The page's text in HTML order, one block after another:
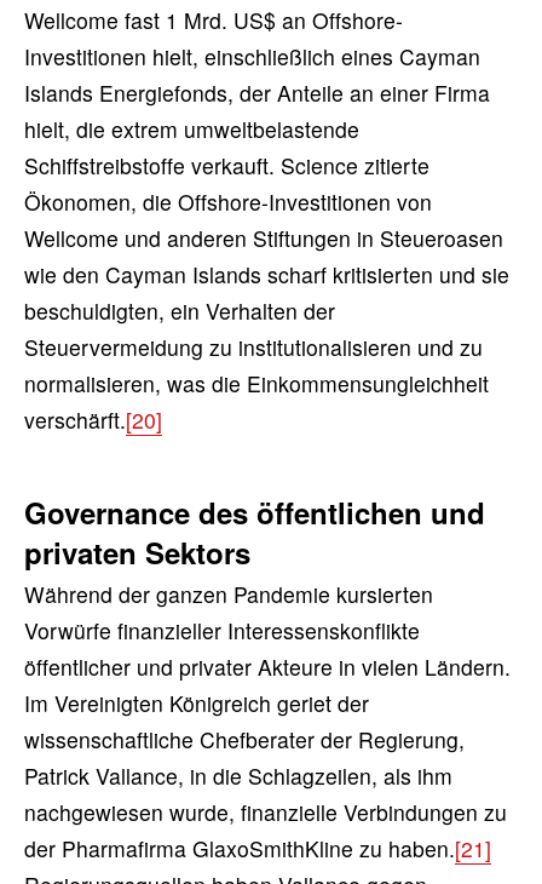
Wellcome fast 1 Mrd. US$ an Offshore-
Investitionen hielt, einschließlich eines Cayman
Islands Energiefonds, der Anteile an einer Firma
hielt, die extrem umweltbelastende
Schiffstreibstoffe verkauft. Science zitierte
Ökonomen, die Offshore-Investitionen von
Wellcome und anderen Stiftungen in Steueroasen
wie den Cayman Islands scharf kritisierten und sie
beschuldigten, ein Verhalten der
Steuervermeidung zu institutionalisieren und zu
normalisieren, was die Einkommensungleichheit
verschärft.[20]
Governance des öffentlichen und
privaten Sektors
Während der ganzen Pandemie kursierten
Vorwürfe finanzieller Interessenskonflikte
öffentlicher und privater Akteure in vielen Ländern.
Im Vereinigten Königreich geriet der
wissenschaftliche Chefberater der Regierung,
Patrick Vallance, in die Schlagzeilen, als ihm
nachgewiesen wurde, finanzielle Verbindungen zu
der Pharmafirma GlaxoSmithKline zu haben.[21]